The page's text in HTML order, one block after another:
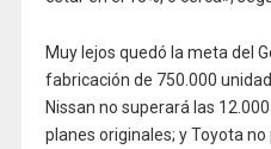
Muy lejos quedó la meta del
fabricación de 750.000
Nissan no superará las
planes originales; y Toyota